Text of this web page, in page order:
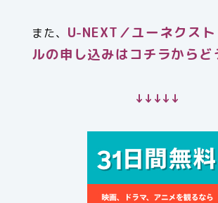
また、 U-NEXT／ユーネクス
ルの申し込みはコチラからど
↓↓↓↓↓